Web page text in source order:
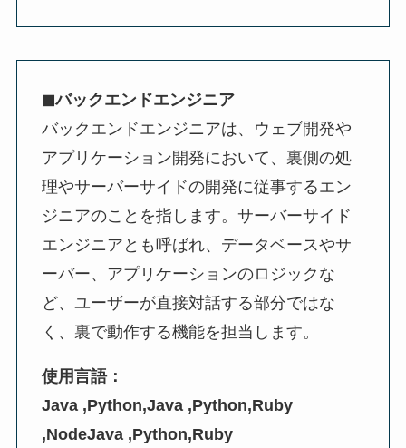
◼︎バックエンドエンジニア
バックエンドエンジニアは、ウェブ開発や
アプリケーション開発において、裏側の処
理やサーバーサイドの開発に従事するエン
ジニアのことを指します。サーバーサイド
エンジニアとも呼ばれ、データベースやサ
ーバー、アプリケーションのロジックな
ど、ユーザーが直接対話する部分ではな
く、裏で動作する機能を担当します。
使用言語：
Java ,Python,Java ,Python,Ruby
,NodeJava ,Python,Ruby